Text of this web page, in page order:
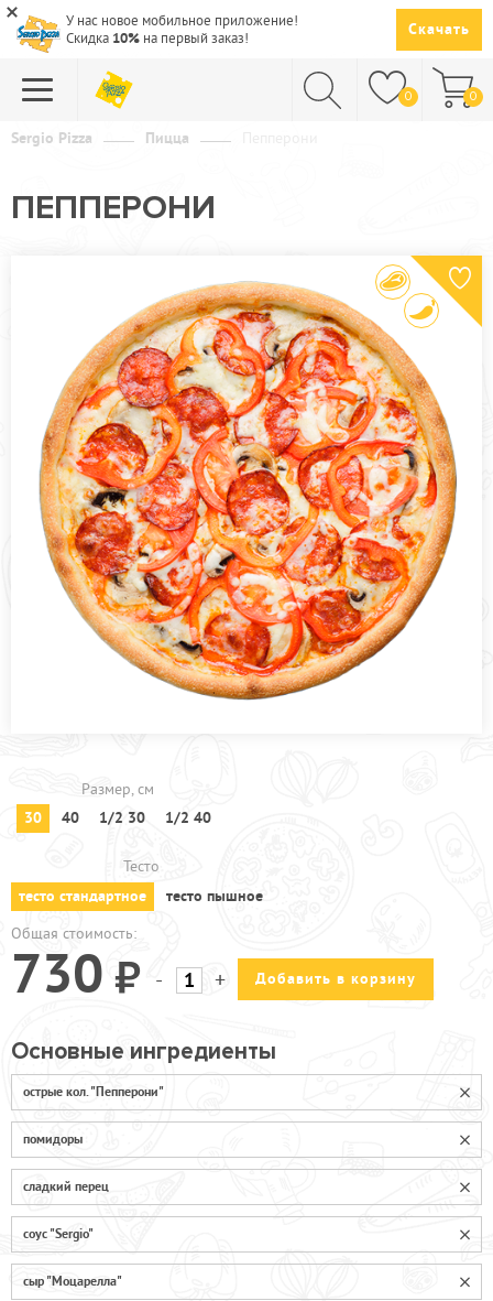
У нас новое мобильное приложение!
Скидка 10% на первый заказ! Скачать
0 0
ПАСТА
ГОРЯЧЕЕ
СУПЫ
НАПИТКИ
ДЕСЕРТЫ
ПРОЧЕЕ
АКЦИИ
Sergio Pizza Пицца
ПЕППЕРОНИ
Размер, см
30
40 1/2 30 1/2 40
Тесто
тесто стандартное
тесто пышное
Общая стоимость:
730 - + Добавить в корзину
Основные ингредиенты
острые кол. "Пепперони"
помидоры
сладкий перец
соус "Sergio"
сыр "Моцарелла"